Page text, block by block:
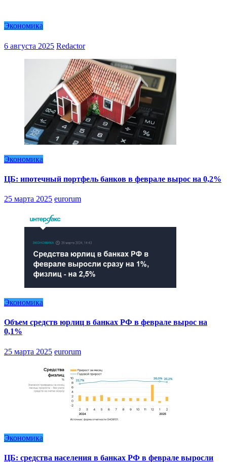
Экономика
6 августа 2025 Redactor
Экономика
ЦБ: ипотечный портфель банков в феврале вырос на 0,2%
25 марта 2025 eurorum
Экономика
Объем средств юрлиц в банках РФ в феврале вырос на
0,1%
25 марта 2025 eurorum
Экономика
ЦБ: средства населения в банках РФ в феврале выросли